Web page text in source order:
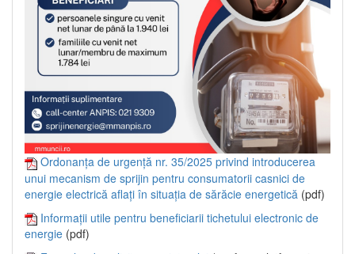
Ordonanța de urgență nr. 35/2025 privind introducerea
unui mecanism de sprijin pentru consumatorii casnici de
energie electrică aflați în situația de sărăcie energetică (pdf)
Informații utile pentru beneficiarii tichetului electronic de
energie (pdf)